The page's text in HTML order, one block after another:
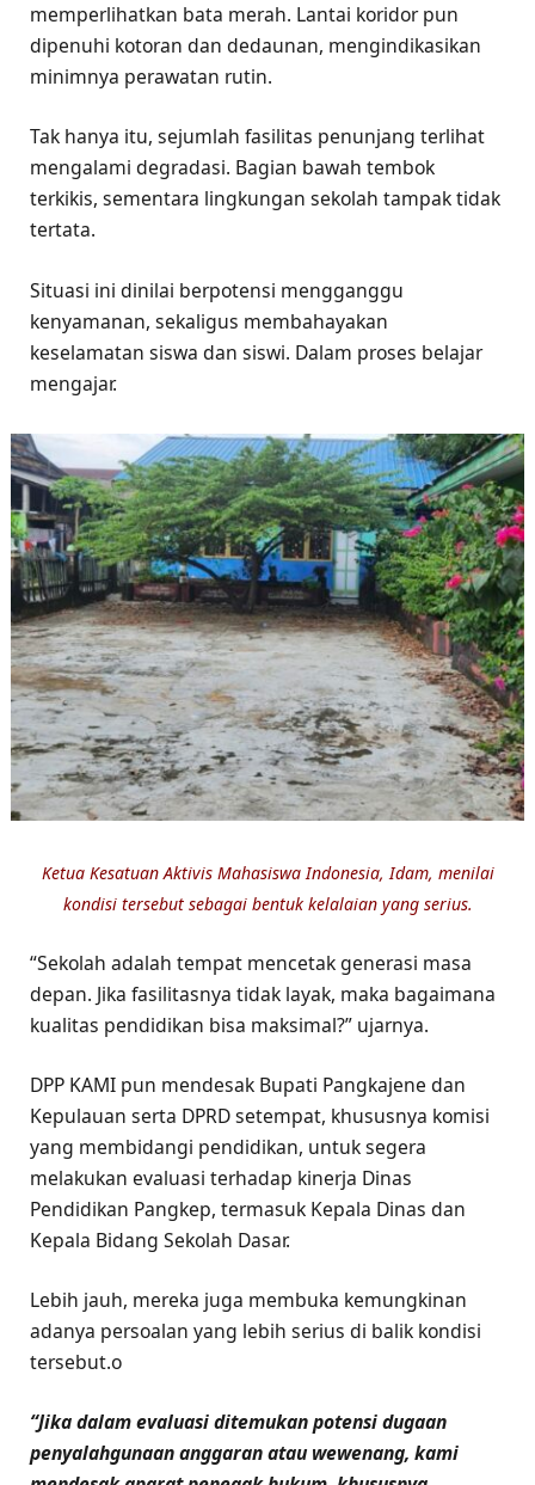
memperlihatkan bata merah. Lantai koridor pun
dipenuhi kotoran dan dedaunan, mengindikasikan
minimnya perawatan rutin.
Tak hanya itu, sejumlah fasilitas penunjang terlihat
mengalami degradasi. Bagian bawah tembok
terkikis, sementara lingkungan sekolah tampak tidak
tertata.
Situasi ini dinilai berpotensi mengganggu
kenyamanan, sekaligus membahayakan
keselamatan siswa dan siswi. Dalam proses belajar
mengajar.
Ketua Kesatuan Aktivis Mahasiswa Indonesia, Idam, menilai
kondisi tersebut sebagai bentuk kelalaian yang serius.
“Sekolah adalah tempat mencetak generasi masa
depan. Jika fasilitasnya tidak layak, maka bagaimana
kualitas pendidikan bisa maksimal?” ujarnya.
DPP KAMI pun mendesak Bupati Pangkajene dan
Kepulauan serta DPRD setempat, khususnya komisi
yang membidangi pendidikan, untuk segera
melakukan evaluasi terhadap kinerja Dinas
Pendidikan Pangkep, termasuk Kepala Dinas dan
Kepala Bidang Sekolah Dasar.
Lebih jauh, mereka juga membuka kemungkinan
adanya persoalan yang lebih serius di balik kondisi
tersebut.o
“Jika dalam evaluasi ditemukan potensi dugaan
penyalahgunaan anggaran atau wewenang, kami